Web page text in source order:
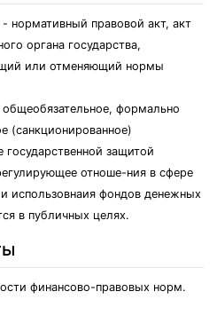
нормативный правовой акт, акт
органа государства,
или отменяющий нормы
формально
(санкционированное)
государственной защитой
отноше-ния в сфере
использовнаия фондов денежных
в публичных целях.
финансово-правовых норм.